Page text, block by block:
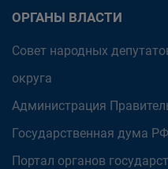
ОРГАНЫ ВЛАСТИ
Совет народных
округа
Администрация
Государственная дума РФ
Портал органов